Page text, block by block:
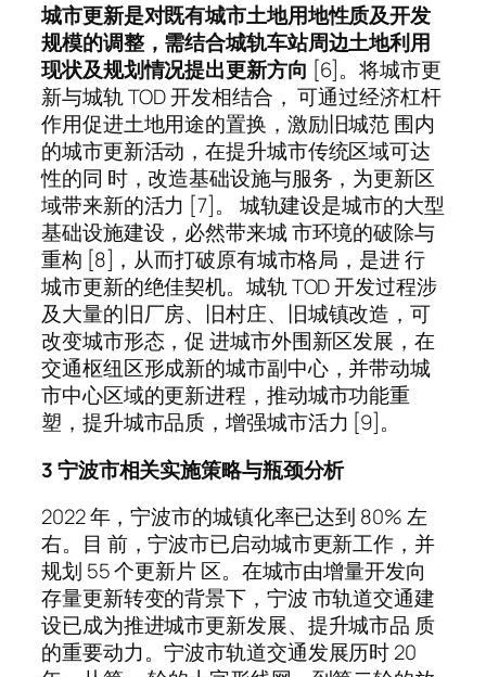
城市更新是对既有城市土地用地性质及开发
规模的调整，需结合城轨车站周边土地利用
现状及规划情况提出更新方向 [6]。将城市更
新与城轨 TOD 开发相结合， 可通过经济杠杆
作用促进土地用途的置换，激励旧城范 围内
的城市更新活动，在提升城市传统区域可达
性的同 时，改造基础设施与服务，为更新区
域带来新的活力 [7]。 城轨建设是城市的大型
基础设施建设，必然带来城 市环境的破除与
重构 [8]，从而打破原有城市格局，是进 行
城市更新的绝佳契机。城轨 TOD 开发过程涉
及大量的旧厂房、旧村庄、旧城镇改造，可
改变城市形态，促 进城市外围新区发展，在
交通枢纽区形成新的城市副中心，并带动城
市中心区域的更新进程，推动城市功能重
塑，提升城市品质，增强城市活力 [9]。
3 宁波市相关实施策略与瓶颈分析
2022 年，宁波市的城镇化率已达到 80% 左
右。目 前，宁波市已启动城市更新工作，并
规划 55 个更新片 区。在城市由增量开发向
存量更新转变的背景下，宁波 市轨道交通建
设已成为推进城市更新发展、提升城市品 质
的重要动力。宁波市轨道交通发展历时 20